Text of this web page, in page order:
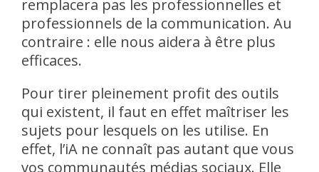
remplacera pas les professionnelles et
professionnels de la communication. Au
contraire : elle nous aidera à être plus
efficaces.
Pour tirer pleinement profit des outils
qui existent, il faut en effet maîtriser les
sujets pour lesquels on les utilise. En
effet, l’iA ne connaît pas autant que vous
vos communautés médias sociaux. Elle